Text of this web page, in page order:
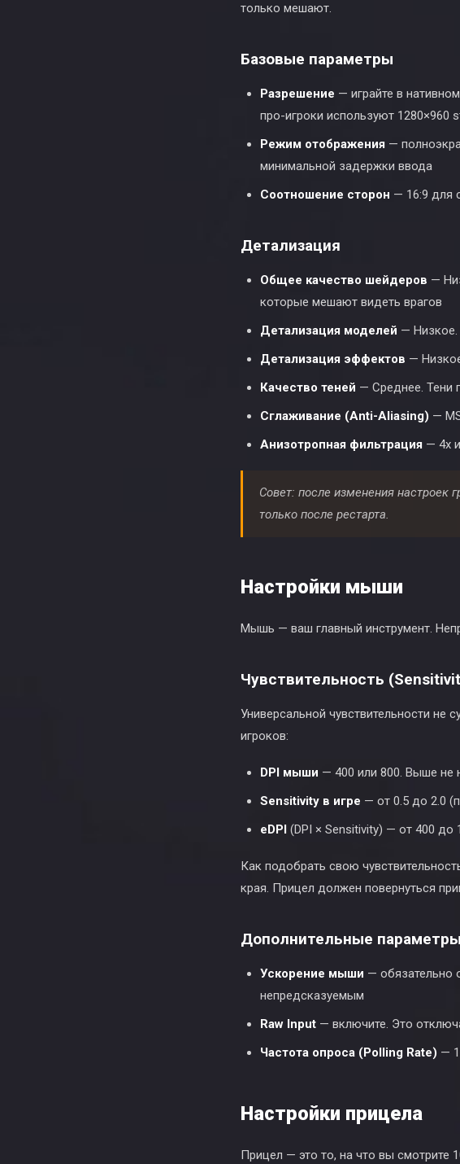
только мешают.
Базовые параметры
Разрешение — играйте в
про-игроки используют 1280×960
Режим отображения —
минимальной задержки ввода
Соотношение сторон — 16:9 для
Детализация
Общее качество шейдеров —
которые мешают видеть врагов
Детализация моделей — Низкое.
Детализация эффектов —
Качество теней — Среднее. Тени
Сглаживание (Anti-Aliasing) —
Анизотропная фильтрация — 4x
Совет: после изменения настроек
только после рестарта.
Настройки мыши
Мышь — ваш главный инструмент.
Чувствительность
Универсальной чувствительности не
игроков:
DPI мыши — 400 или 800. Выше не
Sensitivity в игре — от 0.5 до 2.0
eDPI (DPI × Sensitivity) — от 400 до
Как подобрать свою
края. Прицел должен повернуться
Дополнительные параметры
Ускорение мыши — обязательно
непредсказуемым
Raw Input — включите. Это
Частота опроса (Polling Rate) —
Настройки прицела
Прицел — это то, на что вы